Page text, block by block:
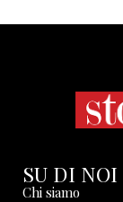
SU DI NOI
Chi siamo